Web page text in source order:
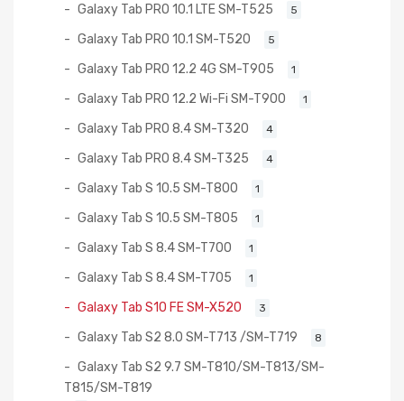
Galaxy Tab PRO 10.1 LTE SM-T525 5
Galaxy Tab PRO 10.1 SM-T520 5
Galaxy Tab PRO 12.2 4G SM-T905 1
Galaxy Tab PRO 12.2 Wi-Fi SM-T900 1
Galaxy Tab PRO 8.4 SM-T320 4
Galaxy Tab PRO 8.4 SM-T325 4
Galaxy Tab S 10.5 SM-T800 1
Galaxy Tab S 10.5 SM-T805 1
Galaxy Tab S 8.4 SM-T700 1
Galaxy Tab S 8.4 SM-T705 1
Galaxy Tab S10 FE SM-X520 3
Galaxy Tab S2 8.0 SM-T713 /SM-T719 8
Galaxy Tab S2 9.7 SM-T810/SM-T813/SM-
T815/SM-T819